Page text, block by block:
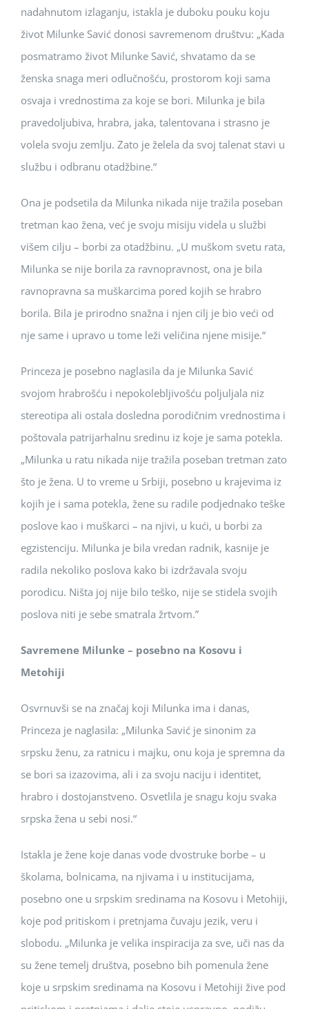
nadahnutom izlaganju, istakla je duboku pouku koju
život Milunke Savić donosi savremenom društvu: „Kada
posmatramo život Milunke Savić, shvatamo da se
ženska snaga meri odlučnošću, prostorom koji sama
osvaja i vrednostima za koje se bori. Milunka je bila
pravedoljubiva, hrabra, jaka, talentovana i strasno je
volela svoju zemlju. Zato je želela da svoj talenat stavi u
službu i odbranu otadžbine.“
Ona je podsetila da Milunka nikada nije tražila poseban
tretman kao žena, već je svoju misiju videla u službi
višem cilju – borbi za otadžbinu. „U muškom svetu rata,
Milunka se nije borila za ravnopravnost, ona je bila
ravnopravna sa muškarcima pored kojih se hrabro
borila. Bila je prirodno snažna i njen cilj je bio veći od
nje same i upravo u tome leži veličina njene misije.“
Princeza je posebno naglasila da je Milunka Savić
svojom hrabrošću i nepokolebljivošću poljuljala niz
stereotipa ali ostala dosledna porodičnim vrednostima i
poštovala patrijarhalnu sredinu iz koje je sama potekla.
„Milunka u ratu nikada nije tražila poseban tretman zato
što je žena. U to vreme u Srbiji, posebno u krajevima iz
kojih je i sama potekla, žene su radile podjednako teške
poslove kao i muškarci – na njivi, u kući, u borbi za
egzistenciju. Milunka je bila vredan radnik, kasnije je
radila nekoliko poslova kako bi izdržavala svoju
porodicu. Ništa joj nije bilo teško, nije se stidela svojih
poslova niti je sebe smatrala žrtvom.”
Savremene Milunke – posebno na Kosovu i
Metohiji
Osvrnuvši se na značaj koji Milunka ima i danas,
Princeza je naglasila: „Milunka Savić je sinonim za
srpsku ženu, za ratnicu i majku, onu koja je spremna da
se bori sa izazovima, ali i za svoju naciju i identitet,
hrabro i dostojanstveno. Osvetlila je snagu koju svaka
srpska žena u sebi nosi.“
Istakla je žene koje danas vode dvostruke borbe – u
školama, bolnicama, na njivama i u institucijama,
posebno one u srpskim sredinama na Kosovu i Metohiji,
koje pod pritiskom i pretnjama čuvaju jezik, veru i
slobodu. „Milunka je velika inspiracija za sve, uči nas da
su žene temelj društva, posebno bih pomenula žene
koje u srpskim sredinama na Kosovu i Metohiji žive pod